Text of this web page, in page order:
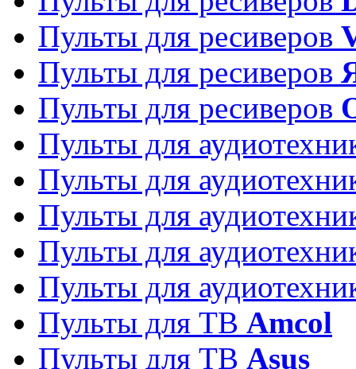
Пульты для ресиверов
Пульты для ресиверов
Пульты для ресиверов
Пульты для
Пульты для
Пульты для
Пульты для
Пульты для
Пульты для ТВ Amcol
Пульты для ТВ Asus